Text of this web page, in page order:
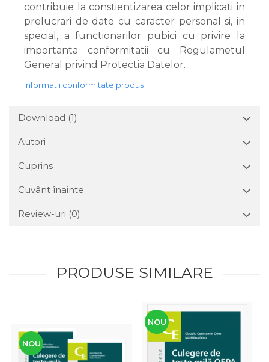
contribuie la constientizarea celor implicati in
prelucrari de date cu caracter personal si, in
special, a functionarilor pubici cu privire la
importanta conformitatii cu Regulametul
General privind Protectia Datelor.
Informatii conformitate produs
Download (1)
Autori
Cuprins
Cuvânt înainte
Review-uri (0)
PRODUSE SIMILARE
NOU
NOU